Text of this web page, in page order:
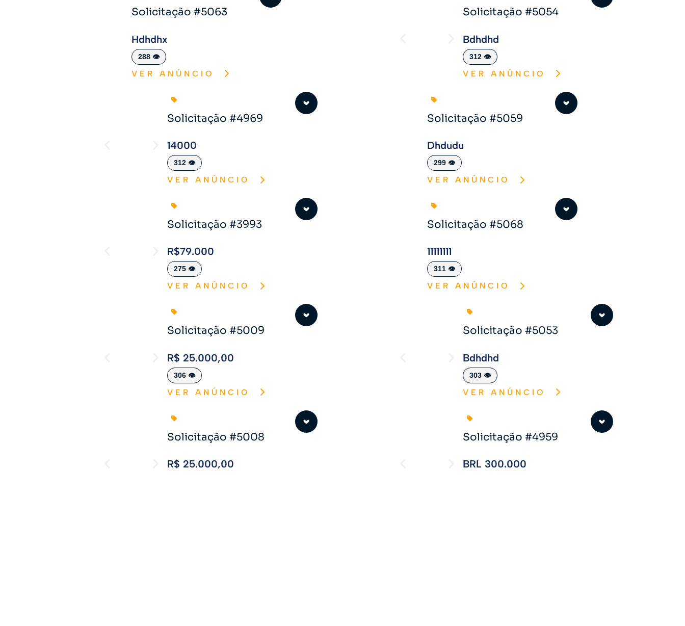
Solicitação #5063
Hdhdhx
288 👁️
VER ANÚNCIO
Solicitação #5054
Bdhdhd
312 👁️
VER ANÚNCIO
Solicitação #4969
14000
312 👁️
VER ANÚNCIO
Solicitação #5059
Dhdudu
299 👁️
VER ANÚNCIO
Solicitação #3993
R$79.000
275 👁️
VER ANÚNCIO
Solicitação #5068
11111111
311 👁️
VER ANÚNCIO
Solicitação #5009
R$ 25.000,00
306 👁️
VER ANÚNCIO
Solicitação #5053
Bdhdhd
303 👁️
VER ANÚNCIO
Solicitação #5008
R$ 25.000,00
Solicitação #4959
BRL 300.000